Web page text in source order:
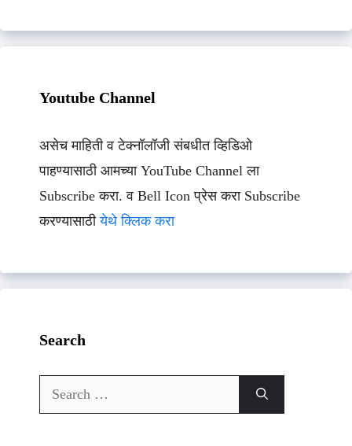
Youtube Channel
असेच माहिती व टेक्नॉलॉजी संबधीत व्हिडिओ
पाहण्यासाठी आमच्या YouTube Channel ला
Subscribe करा. व Bell Icon प्रेस करा Subscribe
करण्यासाठीयेथे क्लिक करा
Search
Search
for: